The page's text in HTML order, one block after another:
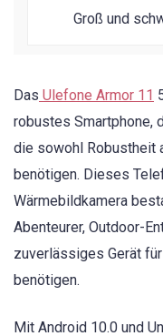
Groß und
Das Ulefone Armor 11
robustes Smartphone,
die sowohl Robustheit
benötigen. Dieses
Wärmebildkamera
Abenteurer, Outdoor-
zuverlässiges Gerät
benötigen.
Mit Android 10.0 und